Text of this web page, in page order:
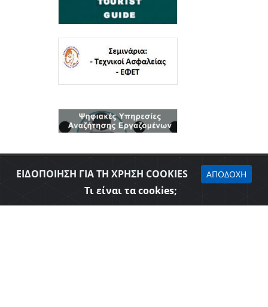
ΕΙΔΟΠΟΙΗΣΗ ΓΙΑ ΤΗ ΧΡΗΣΗ COOKIES ΑΠΟΔΟΧΗ
Τι είναι τα cookies;